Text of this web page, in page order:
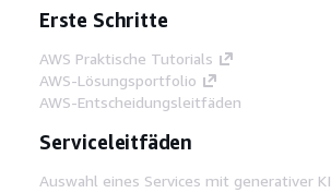
Erste Schritte
AWS Praktische Tutorials
AWS-Lösungsportfolio
AWS-Entscheidungsleitfäden
Serviceleitfäden
Auswahl eines Services mit generativer KI